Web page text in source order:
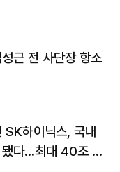
근 전 사단장 항소
하이닉스, 국내
됐다…최대 40조 투